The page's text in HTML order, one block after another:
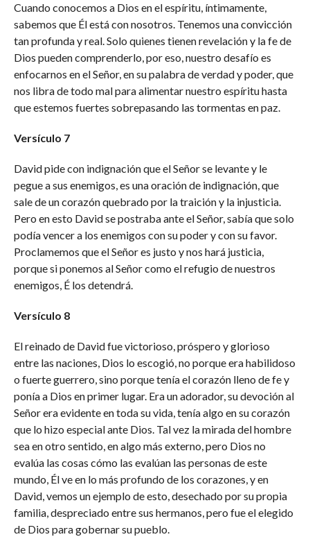
Cuando conocemos a Dios en el espíritu, íntimamente,
sabemos que Él está con nosotros. Tenemos una convicción
tan profunda y real. Solo quienes tienen revelación y la fe de
Dios pueden comprenderlo, por eso, nuestro desafío es
enfocarnos en el Señor, en su palabra de verdad y poder, que
nos libra de todo mal para alimentar nuestro espíritu hasta
que estemos fuertes sobrepasando las tormentas en paz.
Versículo 7
David pide con indignación que el Señor se levante y le
pegue a sus enemigos, es una oración de indignación, que
sale de un corazón quebrado por la traición y la injusticia.
Pero en esto David se postraba ante el Señor, sabía que solo
podía vencer a los enemigos con su poder y con su favor.
Proclamemos que el Señor es justo y nos hará justicia,
porque si ponemos al Señor como el refugio de nuestros
enemigos, É los detendrá.
Versículo 8
El reinado de David fue victorioso, próspero y glorioso
entre las naciones, Dios lo escogió, no porque era habilidoso
o fuerte guerrero, sino porque tenía el corazón lleno de fe y
ponía a Dios en primer lugar. Era un adorador, su devoción al
Señor era evidente en toda su vida, tenía algo en su corazón
que lo hizo especial ante Dios. Tal vez la mirada del hombre
sea en otro sentido, en algo más externo, pero Dios no
evalúa las cosas cómo las evalúan las personas de este
mundo, Él ve en lo más profundo de los corazones, y en
David, vemos un ejemplo de esto, desechado por su propia
familia, despreciado entre sus hermanos, pero fue el elegido
de Dios para gobernar su pueblo.